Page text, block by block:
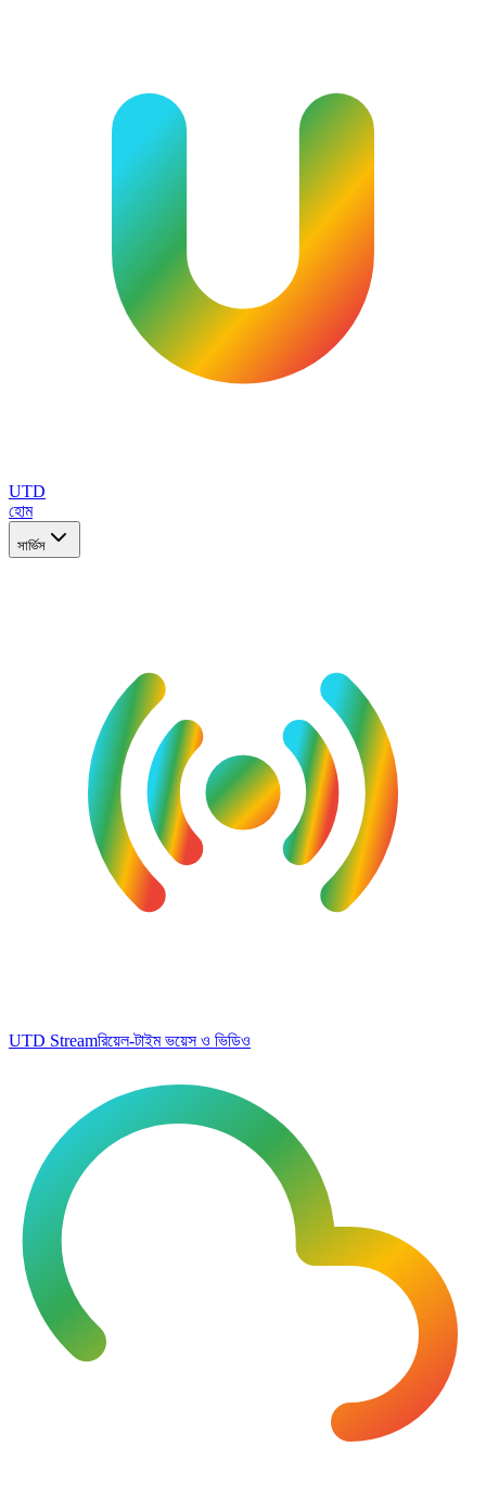
UTD
হোম
সার্ভিস
UTD Streamরিয়েল-টাইম ভয়েস ও ভিডিও